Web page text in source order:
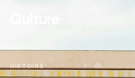
HISTOIRE